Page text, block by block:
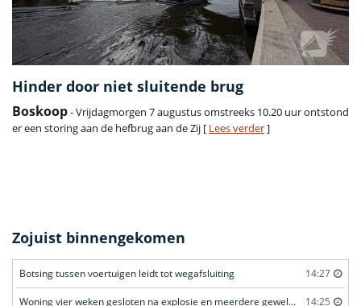
Hinder door niet sluitende brug
Boskoop- Vrijdagmorgen 7 augustus omstreeks 10.20 uur ontstond
er een storing aan de hefbrug aan de Zij [ Lees verder]
Zojuist binnengekomen
Botsing tussen voertuigen leidt tot wegafsluiting 14:27
Woning vier weken gesloten na explosie en meerdere geweldsincidenten 14:25